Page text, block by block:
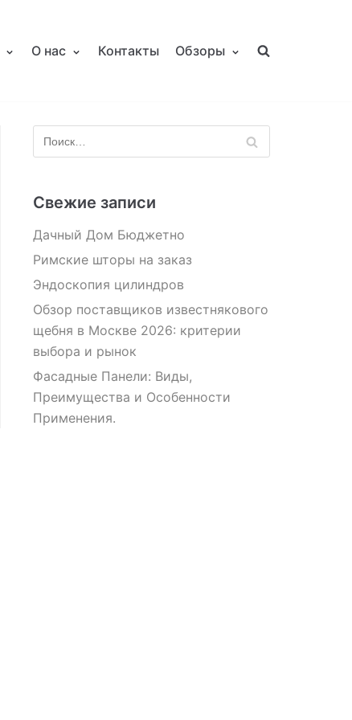
О нас Контакты Обзоры
Свежие записи
Дачный Дом Бюджетно
Римские шторы на заказ
Эндоскопия цилиндров
Обзор поставщиков известнякового
щебня в Москве 2026: критерии
выбора и рынок
Фасадные Панели: Виды,
Преимущества и Особенности
Применения.